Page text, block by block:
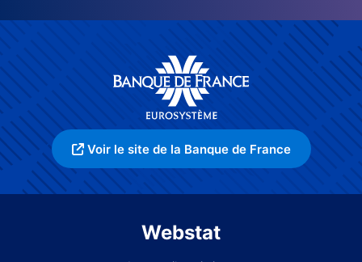
Voir le site de la Banque de France
Webstat